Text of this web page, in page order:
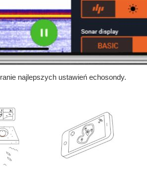
najlepszych ustawień echosondy.